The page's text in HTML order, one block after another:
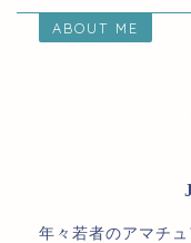
ABOUT ME
年々若者のアマチ